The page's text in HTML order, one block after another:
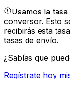
Usamos la
conversor. Esto
recibirás esta
tasas de envío.
¿Sabías que
Regístrate hoy